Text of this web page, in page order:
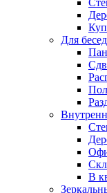
Для
В